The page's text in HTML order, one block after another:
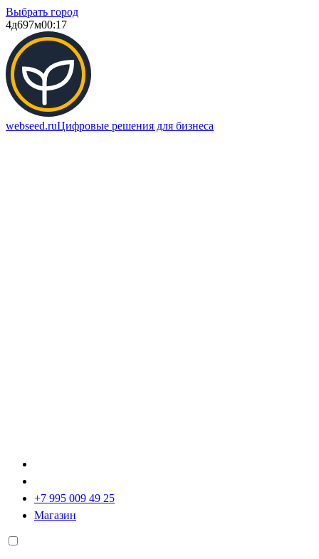
Выбрать город
4д697м00:17
webseed.ruЦифровые решения для бизнеса
+7 995 009 49 25
Магазин